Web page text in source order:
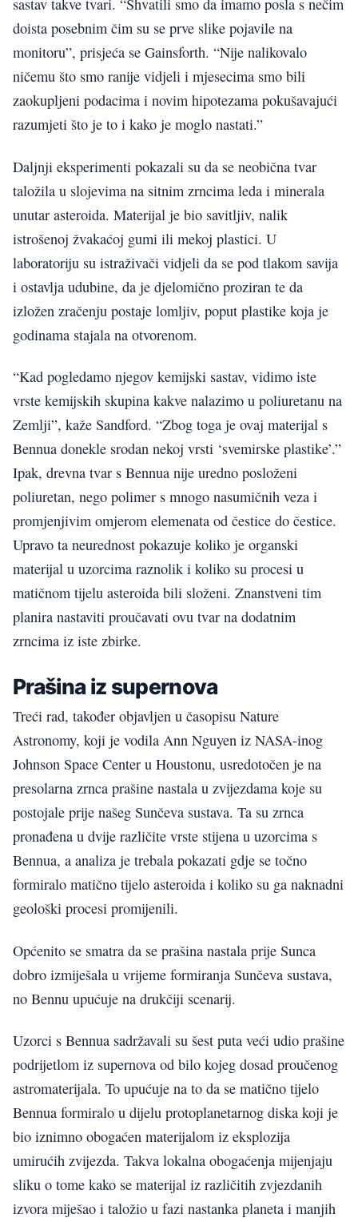
sastav takve tvari. “Shvatili smo da imamo posla s nečim
doista posebnim čim su se prve slike pojavile na
monitoru”, prisjeća se Gainsforth. “Nije nalikovalo
ničemu što smo ranije vidjeli i mjesecima smo bili
zaokupljeni podacima i novim hipotezama pokušavajući
razumjeti što je to i kako je moglo nastati.”
Daljnji eksperimenti pokazali su da se neobična tvar
taložila u slojevima na sitnim zrncima leda i minerala
unutar asteroida. Materijal je bio savitljiv, nalik
istrošenoj žvakaćoj gumi ili mekoj plastici. U
laboratoriju su istraživači vidjeli da se pod tlakom savija
i ostavlja udubine, da je djelomično proziran te da
izložen zračenju postaje lomljiv, poput plastike koja je
godinama stajala na otvorenom.
“Kad pogledamo njegov kemijski sastav, vidimo iste
vrste kemijskih skupina kakve nalazimo u poliuretanu na
Zemlji”, kaže Sandford. “Zbog toga je ovaj materijal s
Bennua donekle srodan nekoj vrsti ‘svemirske plastike’.”
Ipak, drevna tvar s Bennua nije uredno posloženi
poliuretan, nego polimer s mnogo nasumičnih veza i
promjenjivim omjerom elemenata od čestice do čestice.
Upravo ta neurednost pokazuje koliko je organski
materijal u uzorcima raznolik i koliko su procesi u
matičnom tijelu asteroida bili složeni. Znanstveni tim
planira nastaviti proučavati ovu tvar na dodatnim
zrncima iz iste zbirke.
Prašina iz supernova
Treći rad, također objavljen u časopisu Nature
Astronomy, koji je vodila Ann Nguyen iz NASA-inog
Johnson Space Center u Houstonu, usredotočen je na
presolarna zrnca prašine nastala u zvijezdama koje su
postojale prije našeg Sunčeva sustava. Ta su zrnca
pronađena u dvije različite vrste stijena u uzorcima s
Bennua, a analiza je trebala pokazati gdje se točno
formiralo matično tijelo asteroida i koliko su ga naknadni
geološki procesi promijenili.
Općenito se smatra da se prašina nastala prije Sunca
dobro izmiješala u vrijeme formiranja Sunčeva sustava,
no Bennu upućuje na drukčiji scenarij.
Uzorci s Bennua sadržavali su šest puta veći udio prašine
podrijetlom iz supernova od bilo kojeg dosad proučenog
astromaterijala. To upućuje na to da se matično tijelo
Bennua formiralo u dijelu protoplanetarnog diska koji je
bio iznimno obogaćen materijalom iz eksplozija
umirućih zvijezda. Takva lokalna obogaćenja mijenjaju
sliku o tome kako se materijal iz različitih zvjezdanih
izvora miješao i taložio u fazi nastanka planeta i manjih